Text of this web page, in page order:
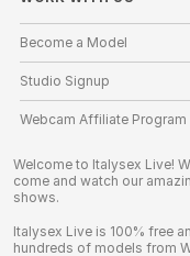
Become a Model
Studio Signup
Webcam Affiliate Program
Welcome to Italysex Live!
come and watch our
shows.
Italysex Live is 100% free
hundreds of models from